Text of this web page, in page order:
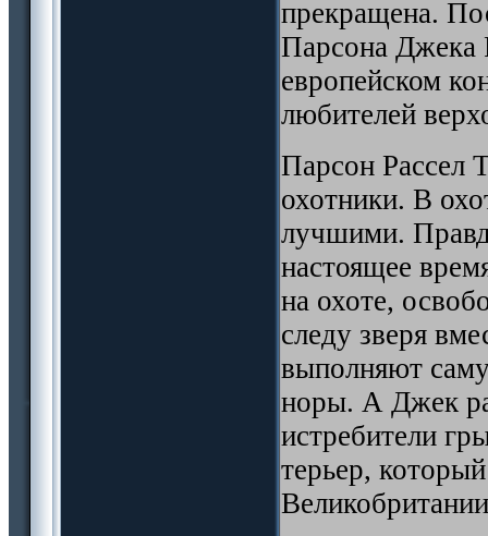
прекращена.
Парсона Джека
европейском
любителей
Парсон Рассел
охотники. В
лучшими.
настоящее
на охоте,
следу зверя
выполняют
норы. А Джек
истребители
терьер,